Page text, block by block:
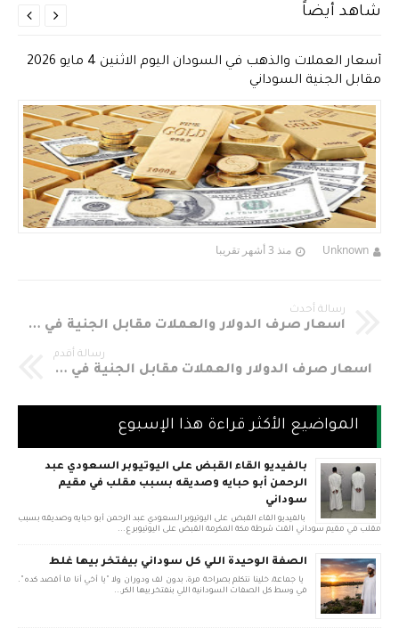
شاهد أيضاً
أسعار العملات والذهب في السودان اليوم الاثنين 4 مايو 2026
مقابل الجنية السوداني
Unknown منذ 3 أشهر تقريبا


رسالة أحدث
اسعار صرف الدولار والعملات مقابل الجنية في السودان اليوم الثلاثاء 4-12-2018م
رسالة أقدم
اسعار صرف الدولار والعملات مقابل الجنية في السودان اليوم الأحد 2-12-2018م
المواضيع الأكثر قراءة هذا الإسبوع
بالفيديو القاء القبض على اليوتيوبر السعودي عبد
الرحمن أبو حبايه وصديقه بسبب مقلب في مقيم
سوداني
بالفيديو القاء القبض على اليوتيوبر السعودي عبد الرحمن أبو حبايه وصديقه بسبب
مقلب في مقيم سوداني القت شرطة مكة المكرمة القبض على اليوتيوبر ع...
الصفة الوحيدة اللي كل سوداني بيفتخر بيها غلط
يا جماعة، خلينا نتكلم بصراحة مرة، بدون لف ودوران ولا "يا أخي أنا ما أقصد كده".
في وسط كل الصفات السودانية اللي بنفتخر بيها الكر...